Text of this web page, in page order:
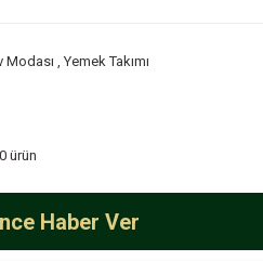
Modası ,Yemek Takımı
ürün
Haber Ver